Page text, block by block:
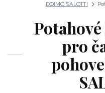
DOIMO SALOTTI
pro